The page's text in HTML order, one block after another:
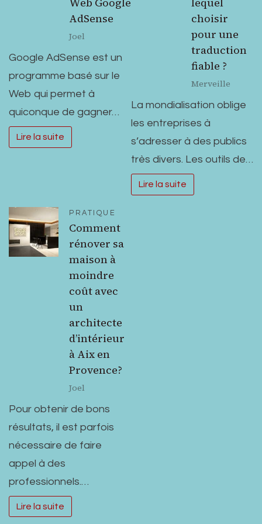
AdSense
Joel
Google AdSense est un
programme basé sur le
Web qui permet à
quiconque de gagner…
Lire la suite
choisir
pour une
traduction
fiable ?
Merveille
La mondialisation oblige
les entreprises à
s’adresser à des publics
très divers. Les outils de…
Lire la suite
PRATIQUE
Comment
rénover sa
maison à
moindre
coût avec
un
architecte
d’intérieur
à Aix en
Provence?
Joel
Pour obtenir de bons
résultats, il est parfois
nécessaire de faire
appel à des
professionnels.…
Lire la suite